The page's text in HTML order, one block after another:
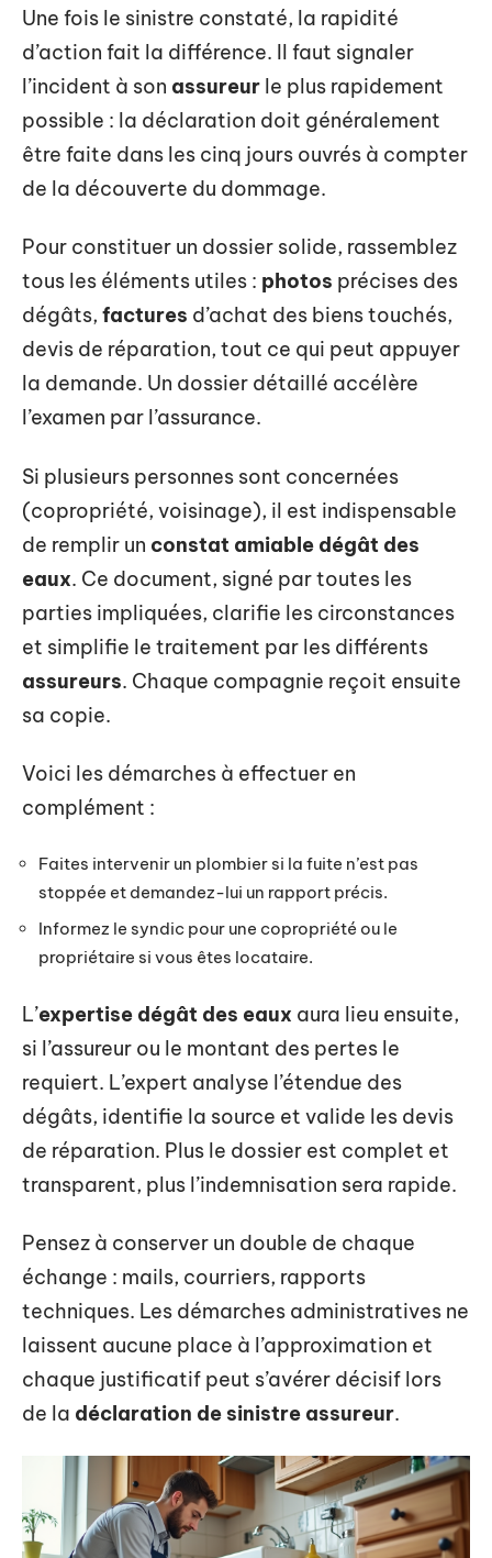
Une fois le sinistre constaté, la rapidité
d’action fait la différence. Il faut signaler
l’incident à son assureur le plus rapidement
possible : la déclaration doit généralement
être faite dans les cinq jours ouvrés à compter
de la découverte du dommage.
Pour constituer un dossier solide, rassemblez
tous les éléments utiles : photos précises des
dégâts, factures d’achat des biens touchés,
devis de réparation, tout ce qui peut appuyer
la demande. Un dossier détaillé accélère
l’examen par l’assurance.
Si plusieurs personnes sont concernées
(copropriété, voisinage), il est indispensable
de remplir un constat amiable dégât des
eaux. Ce document, signé par toutes les
parties impliquées, clarifie les circonstances
et simplifie le traitement par les différents
assureurs. Chaque compagnie reçoit ensuite
sa copie.
Voici les démarches à effectuer en
complément :
Faites intervenir un plombier si la fuite n’est pas
stoppée et demandez-lui un rapport précis.
Informez le syndic pour une copropriété ou le
propriétaire si vous êtes locataire.
L’expertise dégât des eaux aura lieu ensuite,
si l’assureur ou le montant des pertes le
requiert. L’expert analyse l’étendue des
dégâts, identifie la source et valide les devis
de réparation. Plus le dossier est complet et
transparent, plus l’indemnisation sera rapide.
Pensez à conserver un double de chaque
échange : mails, courriers, rapports
techniques. Les démarches administratives ne
laissent aucune place à l’approximation et
chaque justificatif peut s’avérer décisif lors
de la déclaration de sinistre assureur.